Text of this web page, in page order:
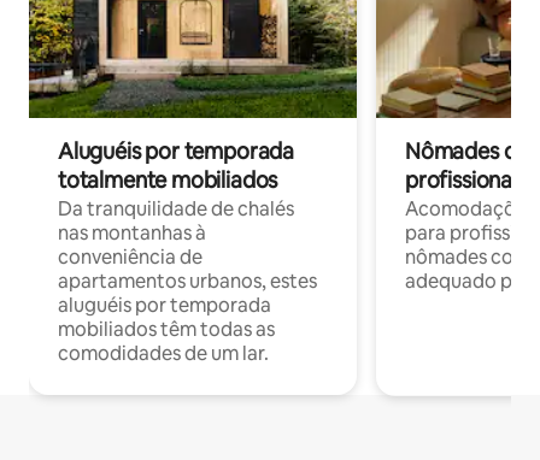
Aluguéis por temporada
totalmente mobiliados
Da tranquilidade de chalés
nas montanhas à
conveniência de
apartamentos urbanos, estes
aluguéis por temporada
mobiliados têm todas as
comodidades de um lar.
Nômades
profissionais
para
nômades com
adequado